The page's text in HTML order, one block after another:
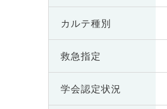
カルテ種別
救急指定
学会認定状況